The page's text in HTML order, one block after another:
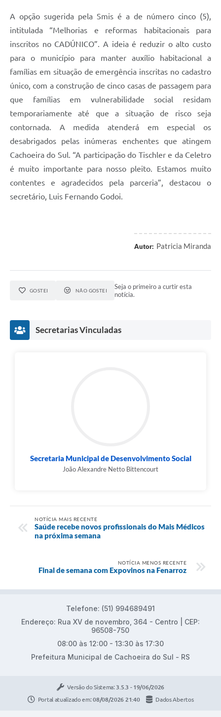
Notícias
Contato
A opção sugerida pela Smis é a de número cinco (5),
intitulada “Melhorias e reformas habitacionais para
inscritos no CADÚNICO”. A ideia é reduzir o alto custo
para o município para manter auxílio habitacional a
famílias em situação de emergência inscritas no cadastro
único, com a construção de cinco casas de passagem para
que famílias em vulnerabilidade social residam
temporariamente até que a situação de risco seja
contornada. A medida atenderá em especial os
desabrigados pelas inúmeras enchentes que atingem
Cachoeira do Sul. “A participação do Tischler e da Celetro
é muito importante para nosso pleito. Estamos muito
contentes e agradecidos pela parceria”, destacou o
secretário, Luis Fernando Godoi.
Autor: Patricia Miranda
GOSTEI NÃO GOSTEI
Seja o primeiro a curtir esta
notícia.
Secretarias Vinculadas
Secretaria Municipal de Desenvolvimento Social
João Alexandre Netto Bittencourt
NOTÍCIA MAIS RECENTE
Saúde recebe novos profissionais do Mais Médicos
na próxima semana
NOTÍCIA MENOS RECENTE
Final de semana com Expovinos na Fenarroz
Telefone: (51) 994689491
Endereço: Rua XV de novembro, 364 - Centro | CEP:
96508-750
08:00 às 12:00 - 13:30 às 17:30
Prefeitura Municipal de Cachoeira do Sul - RS
Versão do Sistema: 3.5.3 - 19/06/2026
Portal atualizado em:08/08/2026 21:40 Dados Abertos